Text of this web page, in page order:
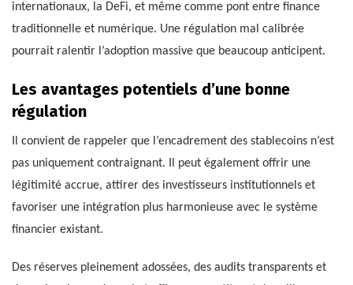
internationaux, la DeFi, et même comme pont entre finance
traditionnelle et numérique. Une régulation mal calibrée
pourrait ralentir l’adoption massive que beaucoup anticipent.
Les avantages potentiels d’une bonne
régulation
Il convient de rappeler que l’encadrement des stablecoins n’est
pas uniquement contraignant. Il peut également offrir une
légitimité accrue, attirer des investisseurs institutionnels et
favoriser une intégration plus harmonieuse avec le système
financier existant.
Des réserves pleinement adossées, des audits transparents et